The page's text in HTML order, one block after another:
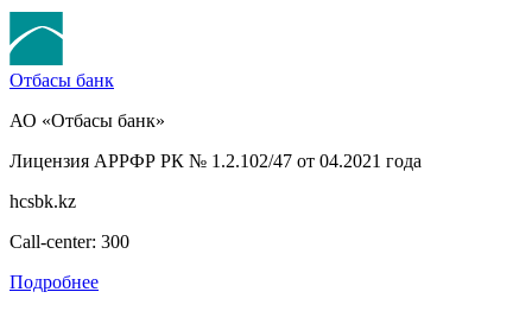
Отбасы банк
АО «Отбасы банк»
Лицензия АРРФР РК № 1.2.102/47 от 04.2021 года
hcsbk.kz
Call-center: 300
Подробнее